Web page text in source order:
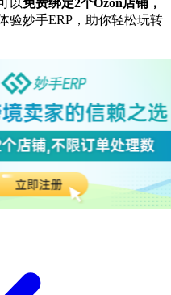
以免费绑定2个Ozon店铺，
验妙手ERP，助你轻松玩转